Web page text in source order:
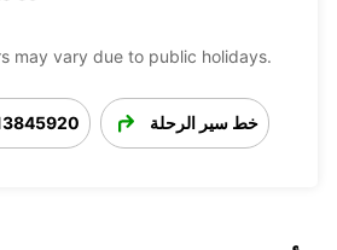
may vary due to public holidays.
خط سير الرحلة